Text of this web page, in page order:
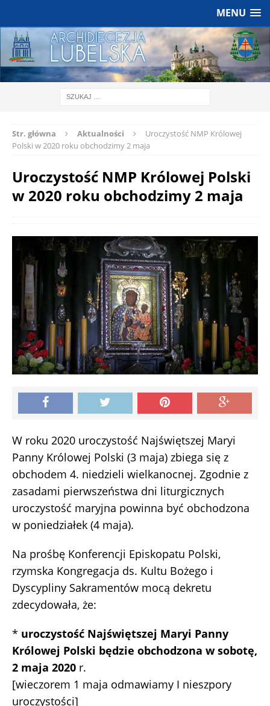
MENU
Str. główna Aktualności
Uroczystość NMP Królowej
Polski w 2020 roku obchodzimy 2 maja
Uroczystość NMP Królowej Polski
w 2020 roku obchodzimy 2 maja
W roku 2020 uroczystość Najświętszej Maryi
Panny Królowej Polski (3 maja) zbiega się z
obchodem 4. niedzieli wielkanocnej. Zgodnie z
zasadami pierwszeństwa dni liturgicznych
uroczystość maryjna powinna być obchodzona
w poniedziałek (4 maja).
Na prośbę Konferencji Episkopatu Polski,
rzymska Kongregacja ds. Kultu Bożego i
Dyscypliny Sakramentów mocą dekretu
zdecydowała, że:
* uroczystość Najświętszej Maryi Panny
Królowej Polski będzie obchodzona w sobotę,
2 maja 2020 r.
[wieczorem 1 maja odmawiamy I nieszpory
uroczystości]